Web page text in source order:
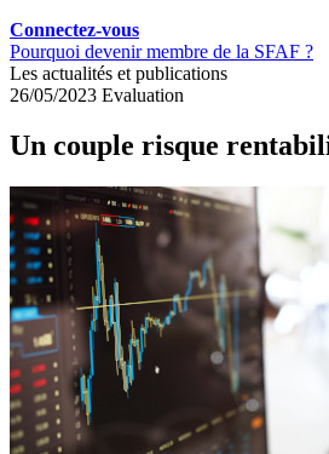
Connectez-vous
Pourquoi devenir membre de la SFAF ?
Les actualités et publications
26/05/2023 Evaluation
Un couple risque